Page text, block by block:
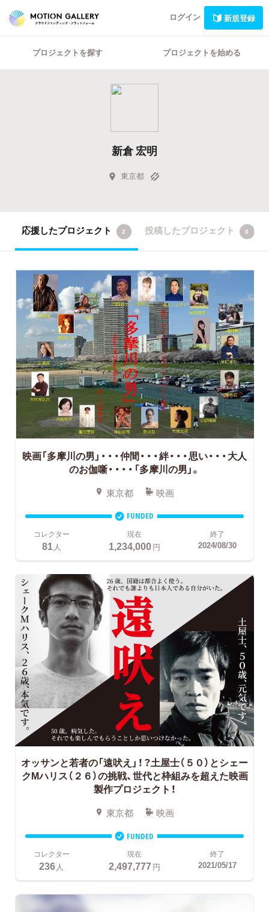
ログイン 新規登録
プロジェクトを探す プロジェクトを始める
新倉 宏明
東京都
応援したプロジェクト 2 投稿したプロジェクト 0
映画「多摩川の男」・・・仲間・・・絆・・・思い・・・大人
のお伽噺・・・・「多摩川の男」。
東京都 映画
FUNDED
コレクター
81 人
現在
1,234,000円
終了
2024/08/30
オッサンと若者の「遠吠え」！？土屋士（５０）とシェー
クMハリス（２６）の挑戦、世代と枠組みを超えた映画
製作プロジェクト！
東京都 映画
FUNDED
コレクター
236人
現在
2,497,777円
終了
2021/05/17